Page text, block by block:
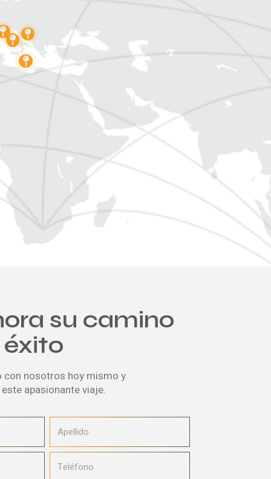
su camino
con nosotros hoy mismo y
apasionante viaje.